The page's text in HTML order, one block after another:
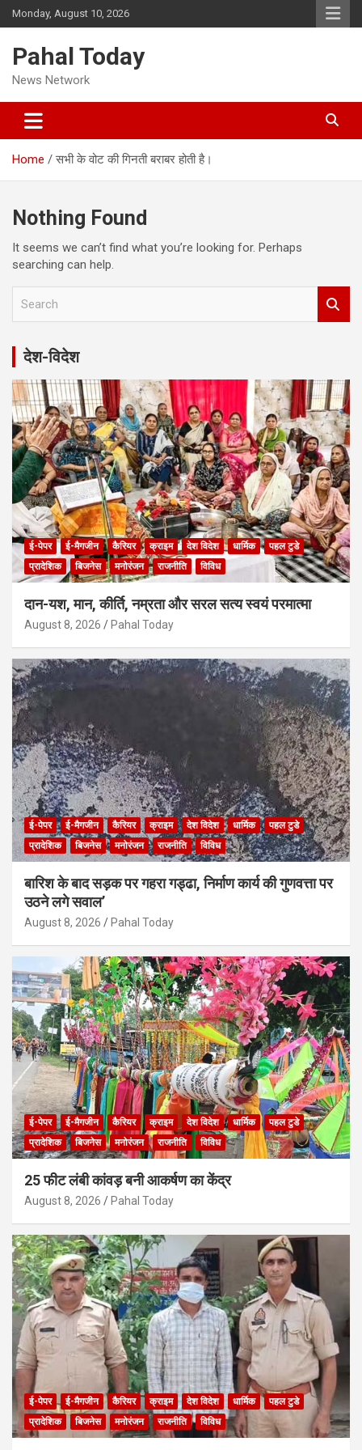
Skip
to
Monday, August 10, 2026
Pahal Today
News Network
Home सभी के वोट की गिनती बराबर होती है।
Nothing Found
It seems we can’t find what you’re looking for. Perhaps
searching can help.
r
h
देश-विदेश
ई-पेपर ई-मैगजीन कैरियर क्राइम देश विदेश धार्मिक
पहल टुडे
प्रादेशिक
बिजनेस मनोरंजन राजनीति विविध
दान-यश, मान, कीर्ति, नम्रता और सरल सत्य स्वयं परमात्मा
August 8, 2026 Pahal Today
ई-पेपर ई-मैगजीन कैरियर क्राइम देश विदेश धार्मिक
पहल टुडे
प्रादेशिक
बिजनेस मनोरंजन राजनीति विविध
बारिश के बाद सड़क पर गहरा गड्ढा, निर्माण कार्य की गुणवत्ता पर
उठने लगे सवाल’
August 8, 2026 Pahal Today
ई-पेपर ई-मैगजीन कैरियर क्राइम देश विदेश धार्मिक
पहल टुडे
प्रादेशिक
बिजनेस मनोरंजन राजनीति विविध
25 फीट लंबी कांवड़ बनी आकर्षण का केंद्र
August 8, 2026 Pahal Today
ई-पेपर ई-मैगजीन कैरियर क्राइम देश विदेश धार्मिक
पहल टुडे
प्रादेशिक
बिजनेस मनोरंजन राजनीति विविध